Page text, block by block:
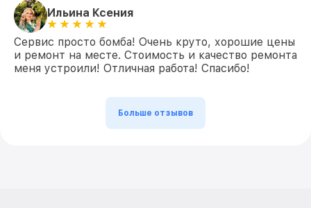
Ильина Ксения
Сервис просто бомба! Очень круто, хорошие цены
и ремонт на месте. Стоимость и качество ремонта
меня устроили! Отличная работа! Спасибо!
Больше отзывов